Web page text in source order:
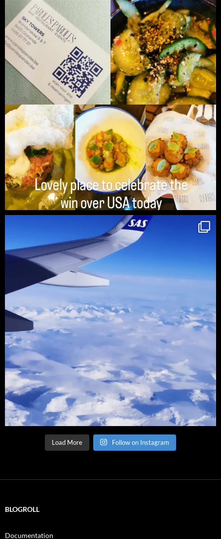
Load More Follow on Instagram
BLOGROLL
Documentation